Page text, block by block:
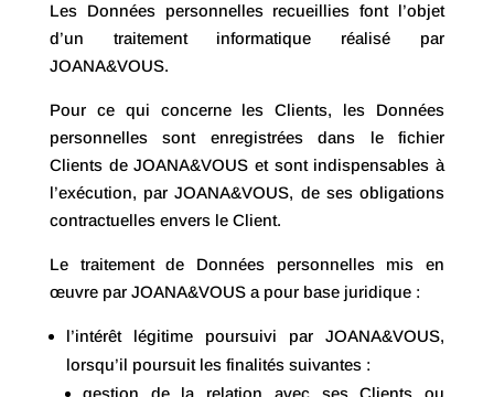
Les Données personnelles recueillies font l’objet
d’un traitement informatique réalisé par
JOANA&VOUS.
Pour ce qui concerne les Clients, les Données
personnelles sont enregistrées dans le fichier
Clients de JOANA&VOUS et sont indispensables à
l’exécution, par JOANA&VOUS, de ses obligations
contractuelles envers le Client.
Le traitement de Données personnelles mis en
œuvre par JOANA&VOUS a pour base juridique :
l’intérêt légitime poursuivi par JOANA&VOUS,
lorsqu’il poursuit les finalités suivantes :
gestion de la relation avec ses Clients ou